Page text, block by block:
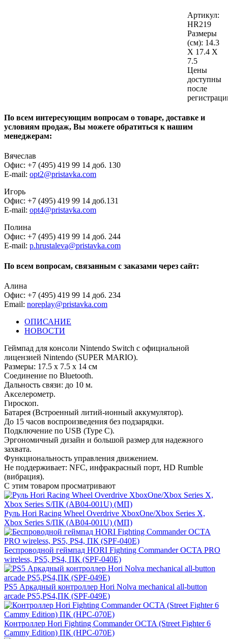
Артикул:
HR219
Размеры
(см): 14.3
X 17.4 X
7.5
Цены
доступны
после
По всем интересующим вопросам о товаре, доставке и
условиям продаж, Вы можете обратиться к нашим
менеджерам:
Вячеслав
Офис: +7 (495) 419 99 14 доб. 130
E-mail: opt2@pristavka.com
Игорь
Офис: +7 (495) 419 99 14 доб.131
E-mail: opt4@pristavka.com
Полина
Офис: +7 (495) 419 99 14 доб. 244
E-mail: p.hrustaleva@pristavka.com
По всем вопросам, связанным с заказами через сайт:
Алина
Офис: +7 (495) 419 99 14 доб. 234
Email: noreplay@pristavka.com
ОПИСАНИЕ
НОВОСТИ
Геймпад для консоли Nintendo Switch с официальной
лицензией Nintendo (SUPER MARIO).
Размеры: 17.5 х 7.5 х 14 см
Соединение по Bluetooth.
Дальность связи: до 10 м.
Акселерометр.
Гироскоп.
Батарея (Встроенный литий-ионный аккумулятор).
До 15 часов воспроизведения без подзарядки.
Подключение по USB (Type C).
Эргономичный дизайн и большой размер для надежного
захвата.
Функциональность управления движением.
Не поддерживает: NFC, инфракрасный порт, HD Rumble
(вибрация).
С этим товаром просматривают
Руль Hori Racing Wheel Overdrive XboxOne/Xbox Series X,
Xbox Series S/ПК (AB04-001U) (МП)
Беспроводной геймпад HORI Fighting Commander OCTA PRO
wireless, PS5, PS4, ПК (SPF-040E)
PS5 Аркадный контроллер Hori Nolva mechanical all-button
arcade PS5,PS4,ПК (SPF-049E)
Контроллер Hori Fighting Commander OCTA (Street Fighter 6
Cammy Edition) ПК (HPC-070E)